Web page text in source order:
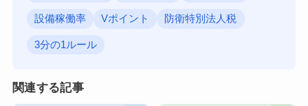
設備稼働率 Vポイント 防衛特別法人税
3分の1ルール
関連する記事